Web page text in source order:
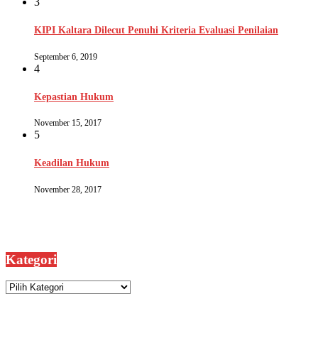
KIPI Kaltara Dilecut Penuhi Kriteria Evaluasi Penilaian
September 6, 2019
4
Kepastian Hukum
November 15, 2017
5
Keadilan Hukum
November 28, 2017
Kategori
Kategori